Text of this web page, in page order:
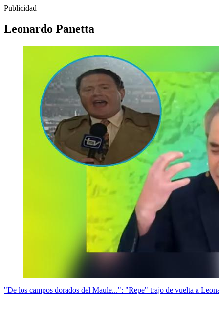
Publicidad
Leonardo Panetta
"De los campos dorados del Maule...": "Repe" trajo de vuelta a